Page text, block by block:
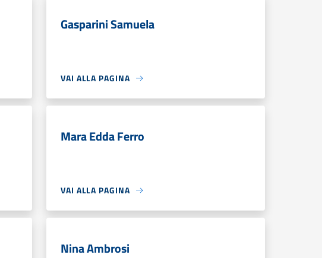
Gasparini Samuela
VAI ALLA PAGINA
Mara Edda Ferro
VAI ALLA PAGINA
Nina Ambrosi